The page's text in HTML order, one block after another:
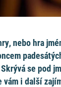
nebo hra
se pod
vám i další